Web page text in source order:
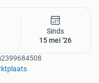
Sinds
15 mei '26